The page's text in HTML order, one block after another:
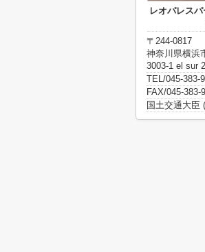
レオパレス
〒244-0817
神奈川県横浜
3003-1 el sur
TEL/045-383-
FAX/045-383-
国土交通大臣